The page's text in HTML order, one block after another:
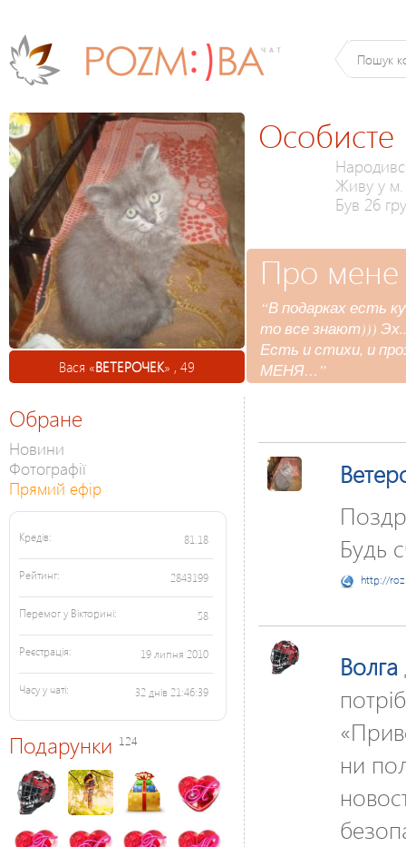
Вася «ВЕТЕРОЧЕК» , 49
Особисте
Живу у
Був 26
Про мене
“В подарках есть
то все знают)))
Есть и стихи, и
МЕНЯ…”
Обране
Новини
Фотографії
Прямий ефір
Кредів: 81.18
Рейтинг: 2843199
Перемог у Вікторині: 58
Реєстрація: 19 липня 2010
Часу у чаті: 32 днів 21:46:39
Подарунки 124
Будь
http://
Волга
ни